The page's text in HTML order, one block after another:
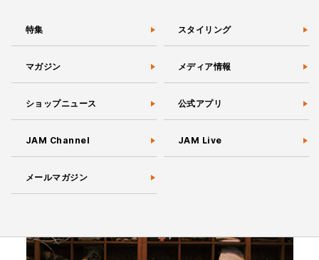
特集 スタイリング
マガジン メディア情報
ショップニュース 公式アプリ
JAM Channel JAM Live
メールマガジン